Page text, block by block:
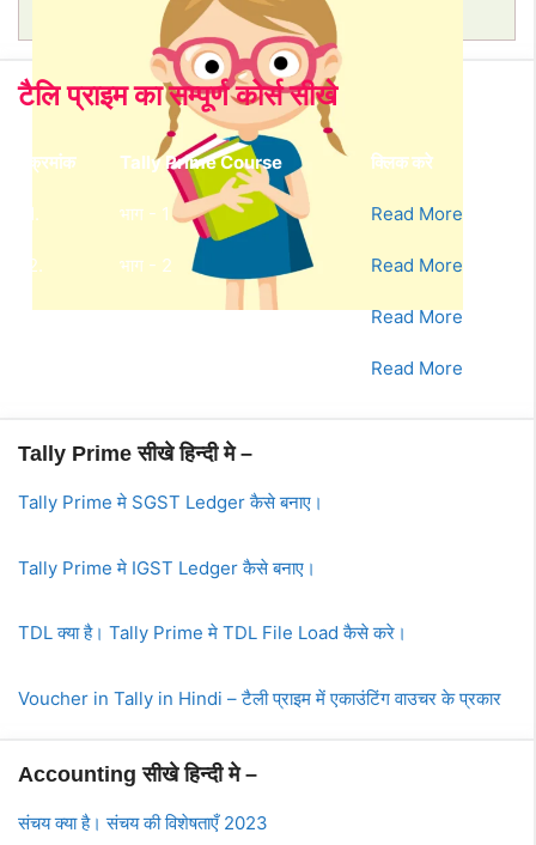
टैलि प्राइम का सम्पूर्ण कोर्स सीखे
क्रमांक Tally Prime Course क्लिक करे
1. भाग - 1 Read More
2. भाग - 2 Read More
3. भाग - 3 Read More
Read More
Tally Prime सीखे हिन्दी मे –
Tally Prime मे SGST Ledger कैसे बनाए।
Tally Prime मे IGST Ledger कैसे बनाए।
TDL क्या है। Tally Prime मे TDL File Load कैसे करे।
Voucher in Tally in Hindi – टैली प्राइम में एकाउंटिंग वाउचर के प्रकार
Accounting सीखे हिन्दी मे –
संचय क्या है। संचय की विशेषताएँ 2023